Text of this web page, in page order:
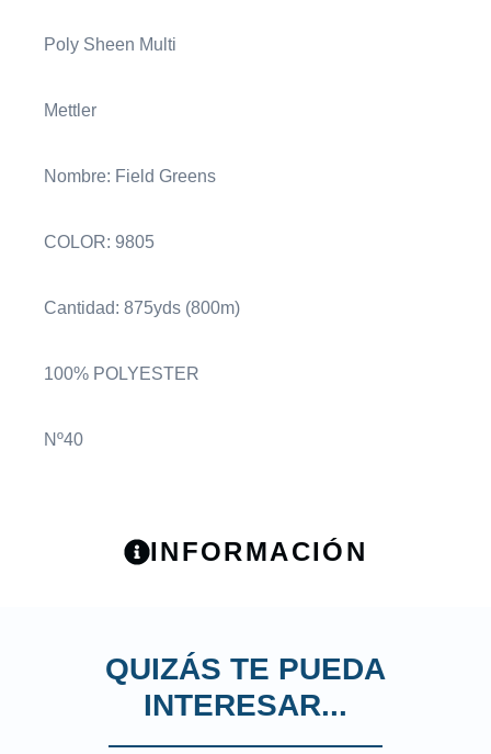
INFORMACIÓN
Poly Sheen Multi
Mettler
Nombre: Field Greens
COLOR: 9805
Cantidad: 875yds (800m)
100% POLYESTER
Nº40
QUIZÁS TE PUEDA
INTERESAR...